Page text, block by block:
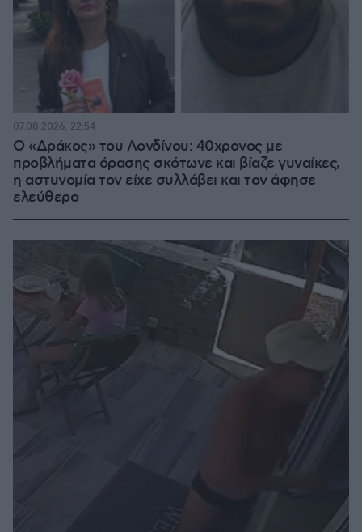
Ο «Δράκος» του Λονδίνου: 40χρονος με
προβλήματα όρασης σκότωνε και βίαζε γυναίκες,
η αστυνομία τον είχε συλλάβει και τον άφησε
ελεύθερο
07.08.2026, 22:54